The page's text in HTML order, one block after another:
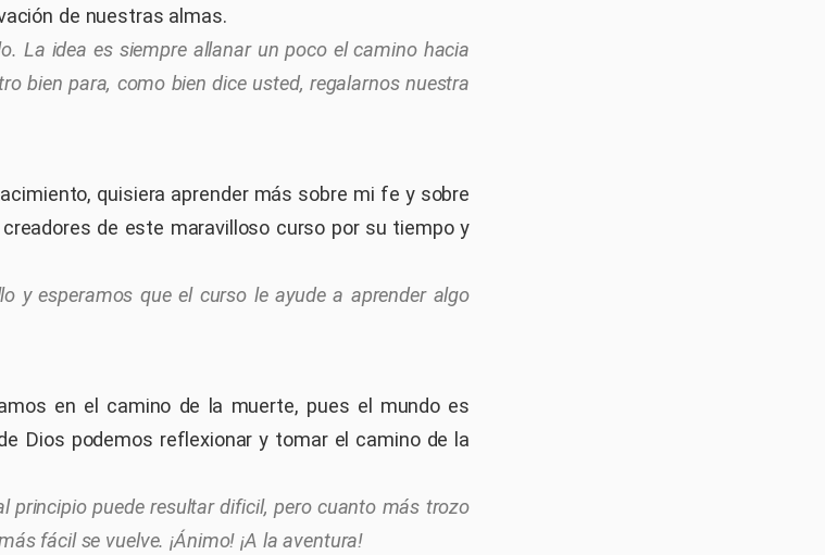
de nuestras almas.
La idea es siempre allanar un poco el camino hacia
bien para, como bien dice usted, regalarnos nuestra
quisiera aprender más sobre mi fe y sobre
de este maravilloso curso por su tiempo y
y esperamos que el curso le ayude a aprender algo
en el camino de la muerte, pues el mundo es
Dios podemos reflexionar y tomar el camino de la
principio puede resultar dificil, pero cuanto más trozo
fácil se vuelve. ¡Ánimo! ¡A la aventura!